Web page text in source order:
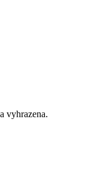
vyhrazena.